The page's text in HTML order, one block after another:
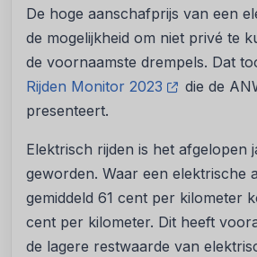
De hoge aanschafprijs van een
de mogelijkheid om niet privé te
de voornaamste drempels. Dat
Rijden Monitor 2023
die de
presenteert.
Elektrisch rijden is het afgelopen
geworden. Waar een elektrische
gemiddeld 61 cent per kilometer
cent per kilometer. Dit heeft
de lagere restwaarde van